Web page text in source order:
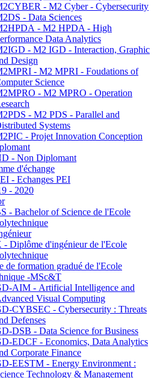
- M2 Cyber - Cybersecurity
- Data Sciences
- M2 HPDA - High
Data Analytics
- M2 IGD - Interaction, Graphic
Design
- M2 MPRI - Foudations of
Science
- M2 MPRO - Operation
- M2 PDS - Parallel and
Systems
- Projet Innovation Conception
- Non Diplomant
d'échange
- Echanges PEI
- 2020
- Bachelor of Science de l'Ecole
- Diplôme d'ingénieur de l'Ecole
de formation gradué de l'Ecole
-MSc&T
AIM - Artificial Intelligence and
Visual Computing
CYBSEC - Cybersecurity : Threats
Defenses
DSB - Data Science for Business
EDCF - Economics, Data Analytics
Corporate Finance
EESTM - Energy Environment :
Technology & Management